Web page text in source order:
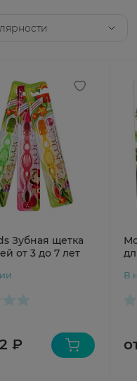
Зубная щетка
от 3 до 7 лет
₽
В